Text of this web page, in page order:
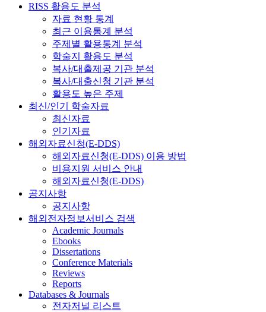
RISS 활용도 분석
자료 현황 통계
최근 이용통계 분석
주제별 활용통계 분석
학술지 활용도 분석
복사/대출제공 기관 분석
복사/대출신청 기관 분석
활용도 높은 주제
최신/인기 학술자료
최신자료
인기자료
해외자료신청(E-DDS)
해외자료신청(E-DDS) 이용 방법
비용지원 서비스 안내
해외자료신청(E-DDS)
공지사항
공지사항
해외전자정보서비스 검색
Academic Journals
Ebooks
Dissertations
Conference Materials
Reviews
Reports
Databases & Journals
전자저널 리스트